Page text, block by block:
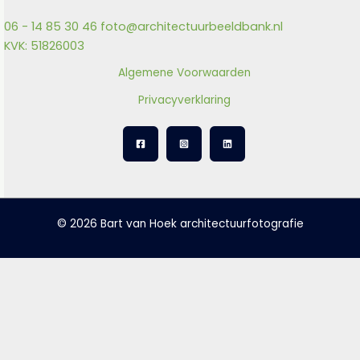
06 - 14 85 30 46 foto@architectuurbeeldbank.nl
KVK: 51826003
Algemene Voorwaarden
Privacyverklaring
© 2026 Bart van Hoek architectuurfotografie